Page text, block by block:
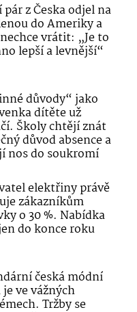
pár z Česka odjel na
do Ameriky a
vrátit: „Je to
lepší a levnější“
důvody“ jako
dítěte už
Školy chtějí znát
důvod absence a
nos do soukromí
elektřiny právě
zákazníkům
o 30 %. Nabídka
do konce roku
česká módní
ve vážných
Tržby se